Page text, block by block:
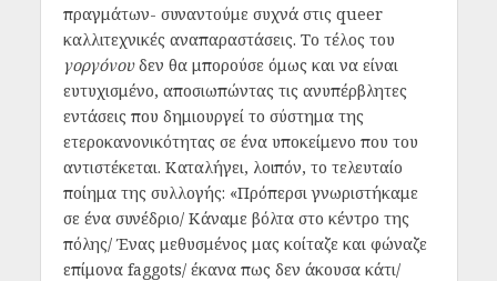
πραγμάτων- συναντούμε συχνά στις queer
καλλιτεχνικές αναπαραστάσεις. Το τέλος του
γοργόνουδεν θα μπορούσε όμως και να είναι
ευτυχισμένο, αποσιωπώντας τις ανυπέρβλητες
εντάσεις που δημιουργεί το σύστημα της
ετεροκανονικότητας σε ένα υποκείμενο που του
αντιστέκεται. Καταλήγει, λοιπόν, το τελευταίο
ποίημα της συλλογής: «Πρόπερσι γνωριστήκαμε
σε ένα συνέδριο/ Κάναμε βόλτα στο κέντρο της
πόλης/ Ένας μεθυσμένος μας κοίταζε και φώναζε
επίμονα faggots/ έκανα πως δεν άκουσα κάτι/